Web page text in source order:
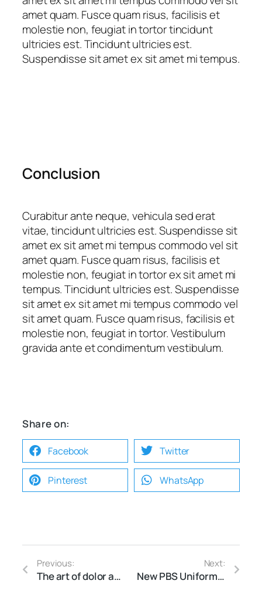
amet quam. Fusce quam risus, facilisis et
molestie non, feugiat in tortor tincidunt
ultricies est. Tincidunt ultricies est.
Suspendisse sit amet ex sit amet mi tempus.
Conclusion
Curabitur ante neque, vehicula sed erat
vitae, tincidunt ultricies est. Suspendisse sit
amet ex sit amet mi tempus commodo vel sit
amet quam. Fusce quam risus, facilisis et
molestie non, feugiat in tortor ex sit amet mi
tempus. Tincidunt ultricies est. Suspendisse
sit amet ex sit amet mi tempus commodo vel
sit amet quam. Fusce quam risus, facilisis et
molestie non, feugiat in tortor. Vestibulum
gravida ante et condimentum vestibulum.
Share on:
Facebook Twitter
Pinterest WhatsApp
Previous:
The art of dolor amet placerat
Next:
New PBS Uniforms – Ready to Order